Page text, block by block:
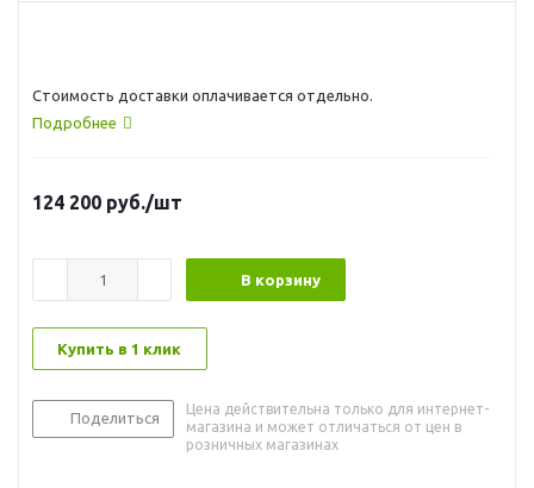
Стоимость доставки оплачивается отдельно.
Подробнее
124 200 руб./шт
В корзину
Купить в 1 клик
Поделиться
Цена действительна только для интернет-
магазина и может отличаться от цен в
розничных магазинах